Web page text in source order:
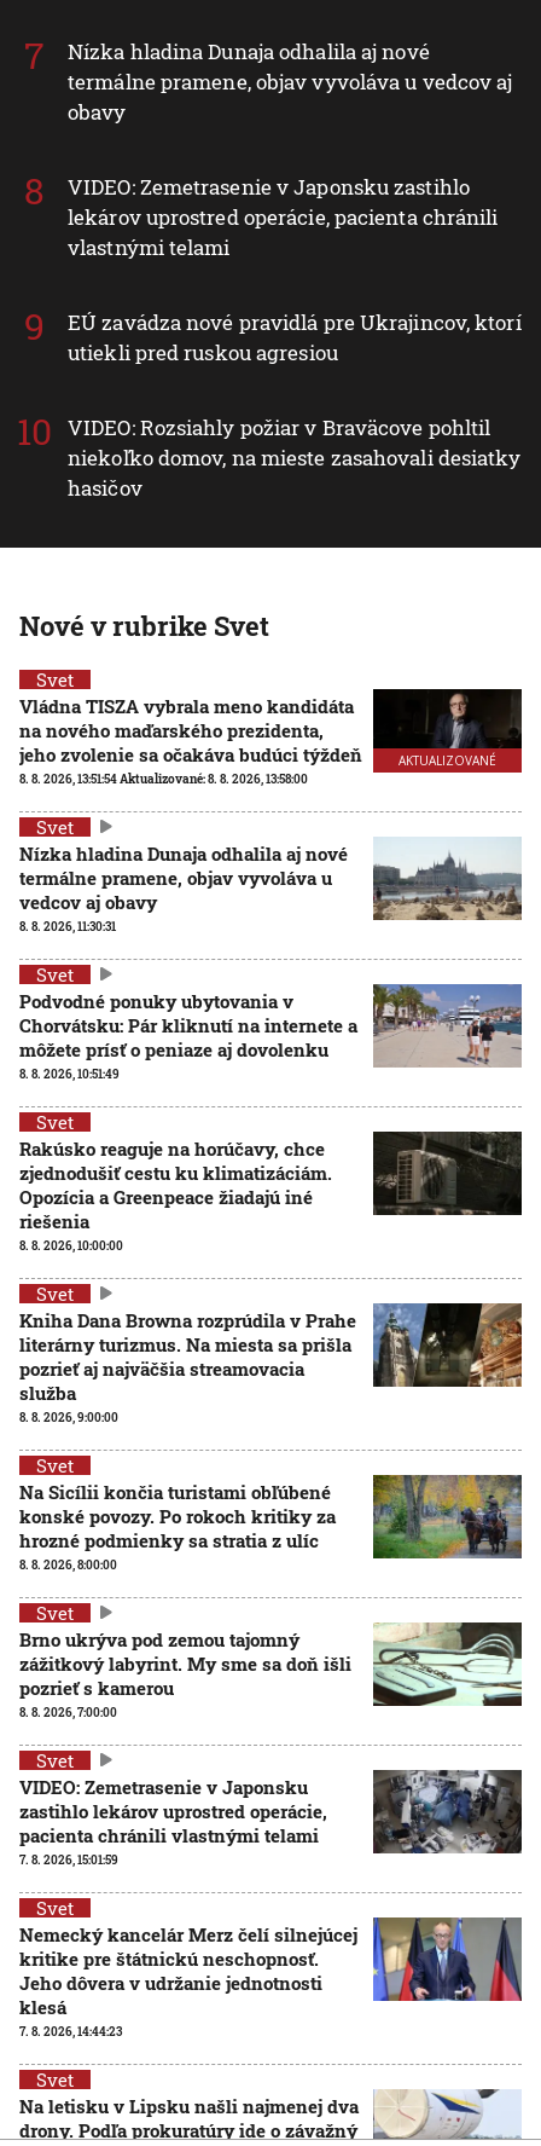
Nízka hladina Dunaja odhalila aj nové
termálne pramene, objav vyvoláva u vedcov aj
obavy
VIDEO: Zemetrasenie v Japonsku zastihlo
lekárov uprostred operácie, pacienta chránili
vlastnými telami
EÚ zavádza nové pravidlá pre Ukrajincov, ktorí
utiekli pred ruskou agresiou
VIDEO: Rozsiahly požiar v Braväcove pohltil
niekoľko domov, na mieste zasahovali desiatky
hasičov
Nové v rubrike Svet
AKTUALIZOVANÉ
Svet
Vládna TISZA vybrala meno kandidáta
na nového maďarského prezidenta,
jeho zvolenie sa očakáva budúci týždeň
8. 8. 2026, 13:51:54Aktualizované:8. 8. 2026, 13:58:00
Svet
Nízka hladina Dunaja odhalila aj nové
termálne pramene, objav vyvoláva u
vedcov aj obavy
8. 8. 2026, 11:30:31
Svet
Podvodné ponuky ubytovania v
Chorvátsku: Pár kliknutí na internete a
môžete prísť o peniaze aj dovolenku
8. 8. 2026, 10:51:49
Svet
Rakúsko reaguje na horúčavy, chce
zjednodušiť cestu ku klimatizáciám.
Opozícia a Greenpeace žiadajú iné
riešenia
8. 8. 2026, 10:00:00
Svet
Kniha Dana Browna rozprúdila v Prahe
literárny turizmus. Na miesta sa prišla
pozrieť aj najväčšia streamovacia
služba
8. 8. 2026, 9:00:00
Svet
Na Sicílii končia turistami obľúbené
konské povozy. Po rokoch kritiky za
hrozné podmienky sa stratia z ulíc
8. 8. 2026, 8:00:00
Svet
Brno ukrýva pod zemou tajomný
zážitkový labyrint. My sme sa doň išli
pozrieť s kamerou
8. 8. 2026, 7:00:00
Svet
VIDEO: Zemetrasenie v Japonsku
zastihlo lekárov uprostred operácie,
pacienta chránili vlastnými telami
7. 8. 2026, 15:01:59
Svet
Nemecký kancelár Merz čelí silnejúcej
kritike pre štátnickú neschopnosť.
Jeho dôvera v udržanie jednotnosti
klesá
7. 8. 2026, 14:44:23
Svet
Na letisku v Lipsku našli najmenej dva
drony. Podľa prokuratúry ide o závažný